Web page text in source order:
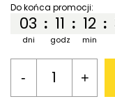
Do końca promocji:
:
dni
03 :
godz
11 :
min
12
- +